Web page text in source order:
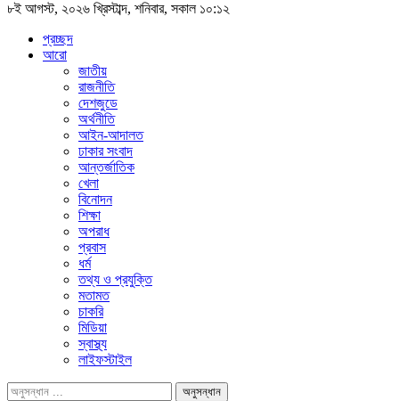
৮ই আগস্ট, ২০২৬ খ্রিস্টাব্দ, শনিবার, সকাল ১০:১২
প্রচ্ছদ
আরো
জাতীয়
রাজনীতি
দেশজুডে
অর্থনীতি
আইন-আদালত
ঢাকার সংবাদ
আন্তর্জাতিক
খেলা
বিনোদন
শিক্ষা
অপরাধ
প্রবাস
ধর্ম
তথ্য ও প্রযুক্তি
মতামত
চাকরি
মিডিয়া
স্বাস্থ্য
লাইফস্টাইল